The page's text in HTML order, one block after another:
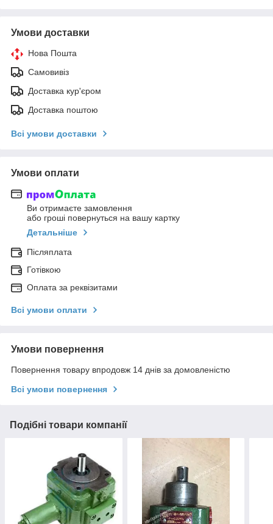
Умови доставки
Нова Пошта
Самовивіз
Доставка кур'єром
Доставка поштою
Всі умови доставки
Умови оплати
Ви отримаєте замовлення
або гроші повернуться на вашу картку
Детальніше
Післяплата
Готівкою
Оплата за реквізитами
Всі умови оплати
Умови повернення
Повернення товару впродовж 14 днів за домовленістю
Всі умови повернення
Подібні товари компанії